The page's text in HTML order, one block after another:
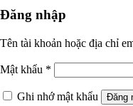
Đăng nhập
Tên tài khoản hoặc địa chỉ
Mật khẩu *
Ghi nhớ mật khẩu Đăng